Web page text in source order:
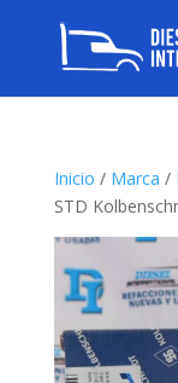
Inicio / Marca /
STD